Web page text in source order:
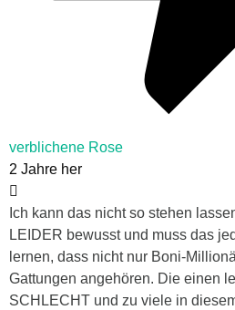
verblichene Rose
2 Jahre her
Ich kann das nicht so stehen
LEIDER bewusst und muss das
lernen, dass nicht nur Boni-
Gattungen angehören. Die einen
SCHLECHT und zu viele in